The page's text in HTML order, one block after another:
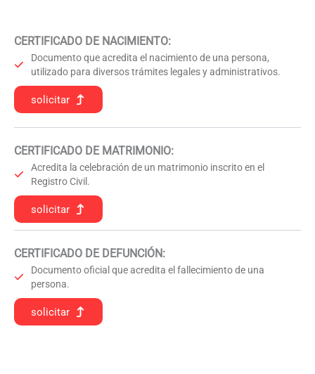
CERTIFICADO DE NACIMIENTO:
Documento que acredita el nacimiento de una persona,
utilizado para diversos trámites legales y administrativos.
solicitar
CERTIFICADO DE MATRIMONIO:
Acredita la celebración de un matrimonio inscrito en el
Registro Civil.
solicitar
CERTIFICADO DE DEFUNCIÓN:
Documento oficial que acredita el fallecimiento de una
persona.
solicitar